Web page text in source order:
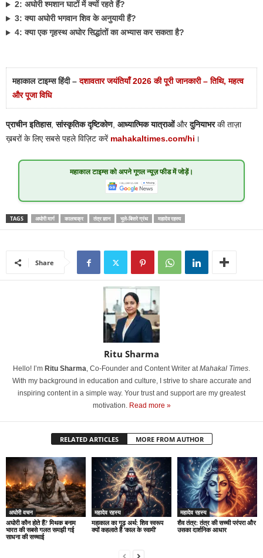
2: अघोरी श्मशान घाटों में क्यों रहते हैं?
3: क्या अघोरी भगवान शिव के अनुयायी हैं?
4: क्या एक गृहस्थ अघोर सिद्धांतों का अभ्यास कर सकता है?
महाकाल टाइम्स हिंदी –दशावतार जयंतियाँ 2026 की पूरी जानकारी – तिथि, महत्व
और पूजा विधि
प्राचीन इतिहास,सांस्कृतिक दृष्टिकोण, आध्यात्मिक यात्राओंऔरदुनियाभरकी ताज़ा
ख़बरों के लिए सबसे पहले विज़िट करें mahakaltimes.com/hi ।
महाकाल टाइम्सको अपने गूगल न्यूज़ फीड में जोड़ें।
TAGS अघोरी मार्ग कालचक्र तंत्र ज्ञान भूले-बिसरे ग्रंथ महादेव रहस्य
Share
Ritu Sharma
Hello! I’m Ritu Sharma, Co-Founder and Content Writer atMahakal Times.
With my background in education and culture, I strive to share accurate and
inspiring content in a simple way. Your trust and support are my greatest
motivation. Read more »
RELATED ARTICLES MORE FROM AUTHOR
अघोरी वचन
अघोरी कौन होते हैं? मिथक बनाम
भारत की सबसे गलत समझी गई
साधना की सच्चाई
महादेव रहस्य
महाकाल का गूढ़ अर्थ: शिव स्वरूप
क्यों कहलाते हैं ‘काल के स्वामी’
महादेव रहस्य
शैव तंत्र: तंत्र की सच्ची परंपरा और
उसका दार्शनिक आधार